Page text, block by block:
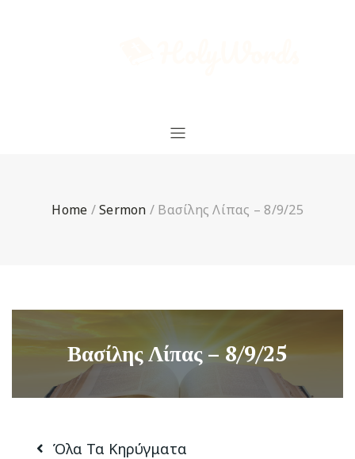
Home /Sermon / Βασίλης Λίπας – 8/9/25
Βασίλης Λίπας – 8/9/25
Όλα Τα Κηρύγματα